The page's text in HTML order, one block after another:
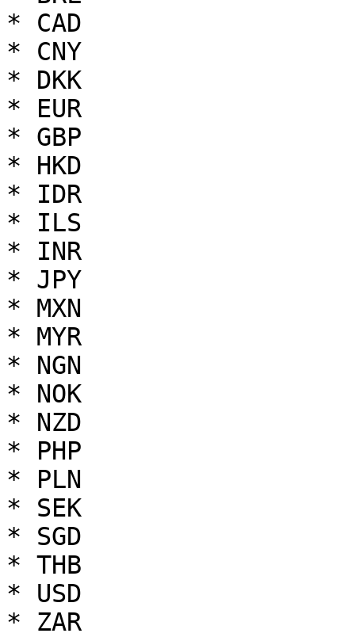
* CAD
* CNY
* DKK
* EUR
* GBP
* HKD
* IDR
* ILS
* INR
* JPY
* MXN
* MYR
* NGN
* NOK
* NZD
* PHP
* PLN
* SEK
* SGD
* THB
* USD
* ZAR